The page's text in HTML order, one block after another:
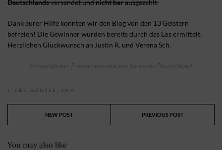
Deutschlandsversendet undnicht barausgezahlt.
Dank eurer Hilfe konnten wir den Blog von den 13 Geistern
befreien! Die Gewinner wurden bereits durch das Los ermittelt.
Herzlichen Glückwunsch an Justin R. und Verena Sch.
In freundlicher Zusammenarbeit mit Nintendo Deutschland.
LIEBE GRÜSSE, INA
NEW POST PREVIOUS POST
You may also like